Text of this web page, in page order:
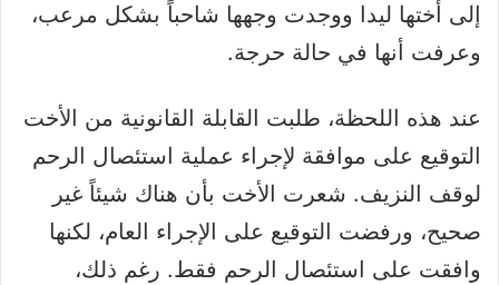
إلى أختها ليدا ووجدت وجهها شاحباً بشكل مرعب،
وعرفت أنها في حالة حرجة.
عند هذه اللحظة، طلبت القابلة القانونية من الأخت
التوقيع على موافقة لإجراء عملية استئصال الرحم
لوقف النزيف. شعرت الأخت بأن هناك شيئاً غير
صحيح، ورفضت التوقيع على الإجراء العام، لكنها
وافقت على استئصال الرحم فقط. رغم ذلك،